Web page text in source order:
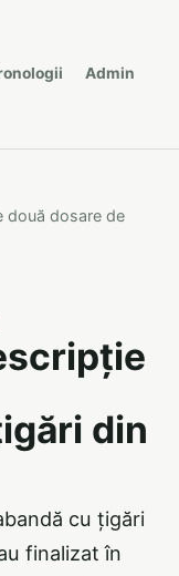
Admin
două dosare de
din
cu țigări
finalizat în